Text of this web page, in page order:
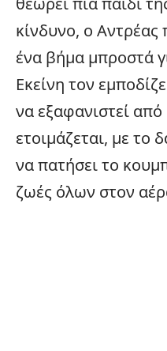
κίνδυνο, ο Αντρέας
ένα βήμα μπροστά
Εκείνη τον
να εξαφανιστεί
ετοιμάζεται, με το
να πατήσει το
ζωές όλων στον